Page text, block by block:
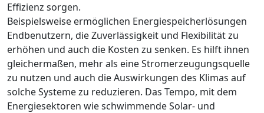
Effizienz sorgen.
Beispielsweise ermöglichen Energiespeicherlösungen
Endbenutzern, die Zuverlässigkeit und Flexibilität zu
erhöhen und auch die Kosten zu senken. Es hilft ihnen
gleichermaßen, mehr als eine Stromerzeugungsquelle
zu nutzen und auch die Auswirkungen des Klimas auf
solche Systeme zu reduzieren. Das Tempo, mit dem
Energiesektoren wie schwimmende Solar- und